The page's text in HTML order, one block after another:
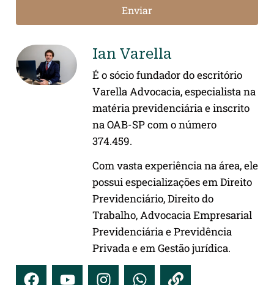
Enviar
Ian Varella
É o sócio fundador do escritório
Varella Advocacia, especialista na
matéria previdenciária e inscrito
na OAB-SP com o número
374.459.
Com vasta experiência na área, ele
possui especializações em Direito
Previdenciário, Direito do
Trabalho, Advocacia Empresarial
Previdenciária e Previdência
Privada e em Gestão jurídica.